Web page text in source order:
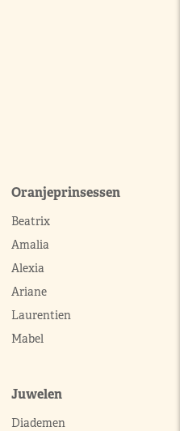
Oranjeprinsessen
Beatrix
Amalia
Alexia
Ariane
Laurentien
Mabel
Juwelen
Diademen